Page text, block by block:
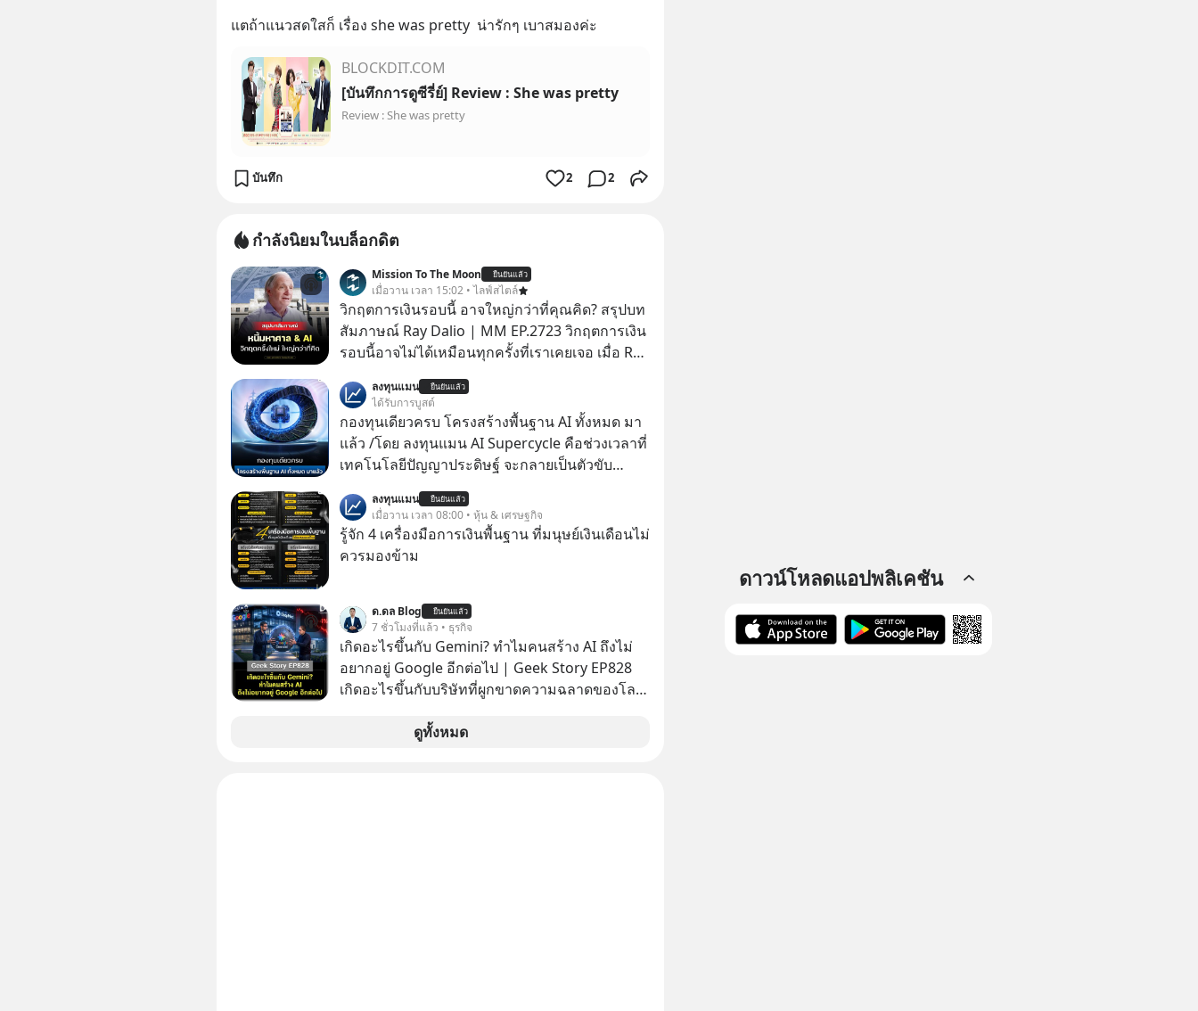
แตถ้าแนวสดใสก็ เรื่อง she was pretty  น่ารักๆ เบาสมองค่ะ
BLOCKDIT.COM
[บันทึกการดูซีรี่ย์] Review : She was pretty
Review : She was pretty
บันทึก 2 2
กำลังนิยมในบล็อกดิต
Mission To The Moon ยืนยันแล้ว
เมื่อวาน เวลา 15:02 • ไลฟ์สไตล์
วิกฤตการเงินรอบนี้ อาจใหญ่กว่าที่คุณคิด? สรุปบท
สัมภาษณ์ Ray Dalio | MM EP.2723 วิกฤตการเงิน
รอบนี้อาจไม่ได้เหมือนทุกครั้งที่เราเคยเจอ เมื่อ Ray
ต่อหลายครั้ง ออกมาส่งสัญญาณเตือนระเบิดเวลา
ลูกใหม่ที่กำลังก่อตัวขึ้น จาก "ระเบิดหนี้สิน
มหาศาล" ผสานเข้ากับ "ฟองสบู่กระแส AI" ที่ผู้คน
กำลังแห่ไล่ราคาอย่างบ้าคลั่ง บทเรียนจาก
กำลังจะเปลี่ยนมือไปในทิศทางไหน? และเราควร
รับมืออย่างไรก่อนที่ทุกอย่างจะสายเกินไป? ร่วม
เจาะลึกบทวิเคราะห์และข้อคิดการเงินฉบับ Dalio
กันได้ใน EP. นี้ #RayDalio #สรุปบทเรียน #การเงิน
#MissionToTheMoonPodcast
ลงทุนแมน ยืนยันแล้ว
ได้รับการบูสต์
กองทุนเดียวครบ โครงสร้างพื้นฐาน AI ทั้งหมด มา
แล้ว /โดย ลงทุนแมน AI Supercycle คือช่วงเวลาที่
เทคโนโลยีปัญญาประดิษฐ์ จะกลายเป็นตัวขับ
ชีวิตของผู้คนอย่างยาวนานต่อจากนี้
ลงทุนแมน ยืนยันแล้ว
เมื่อวาน เวลา 08:00 • หุ้น & เศรษฐกิจ
รู้จัก 4 เครื่องมือการเงินพื้นฐาน ที่มนุษย์เงินเดือนไม่
ควรมองข้าม
ด.ดล Blog ยืนยันแล้ว
7 ชั่วโมงที่แล้ว • ธุรกิจ
เกิดอะไรขึ้นกับ Gemini? ทำไมคนสร้าง AI ถึงไม่
อยากอยู่ Google อีกต่อไป | Geek Story EP828
เกิดอะไรขึ้นกับบริษัทที่ผูกขาดความฉลาดของโลก
Gemini เคยสอบได้ที่ 1 ของวงการ AI แต่วันนี้
ดูทั้งหมด
ดาวน์โหลดแอปพลิเคชัน